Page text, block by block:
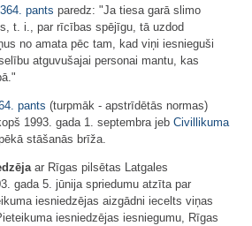
364. pants paredz: "Ja tiesa garā slimo
t. i., par rīcības spējīgu, tā uzdod
no amata pēc tam, kad viņi iesnieguši
atguvušajai personai mantu, kas
pants (turpmāk - apstrīdētās normas)
1993. gada 1. septembra jeb Civillikuma
stāšanās brīža.
ar Rīgas pilsētas Latgales
gada 5. jūnija spriedumu atzīta par
iesniedzējas aizgādni iecelts viņas
iesniedzējas iesniegumu, Rīgas